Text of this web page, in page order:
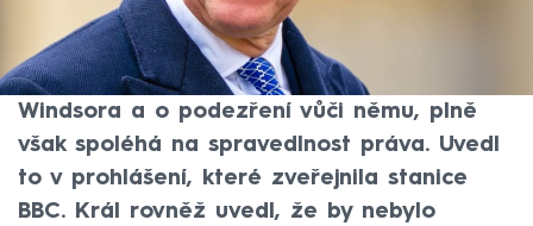
Britský král Karel III. s hlubokým
znepokojením přijal zprávu o zadržení
svého bratra Andrewa Mountbattena-
Windsora a o podezření vůči němu, plně
však spoléhá na spravedlnost práva. Uvedl
to v prohlášení, které zveřejnila stanice
BBC. Král rovněž uvedl, že by nebylo